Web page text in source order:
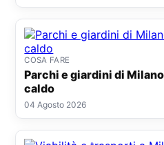
COSA FARE
Parchi e giardini di Milano dove rifugiarsi dal
caldo
04 Agosto 2026